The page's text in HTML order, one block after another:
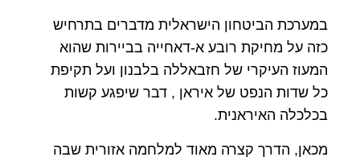
במערכת הביטחון הישראלית מדברים בתרחיש
כזה על מחיקת רובע א-דאחייה בביירות שהוא
המעוז העיקרי של חזבאללה בלבנון ועל תקיפת
כל שדות הנפט של איראן , דבר שיפגע קשות
בכלכלה האיראנית.
מכאן, הדרך קצרה מאוד למלחמה אזורית שבה